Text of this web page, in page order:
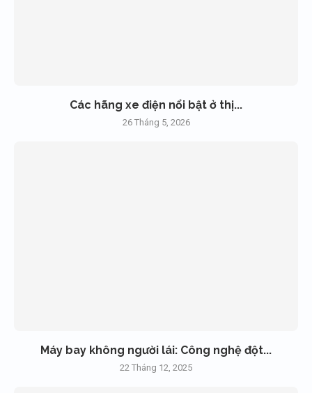
Các hãng xe điện nổi bật ở thị...
26 Tháng 5, 2026
Máy bay không người lái: Công nghệ đột...
22 Tháng 12, 2025